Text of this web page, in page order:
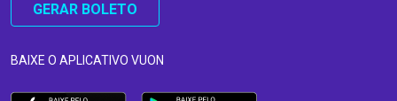
GERAR BOLETO
BAIXE O APLICATIVO VUON